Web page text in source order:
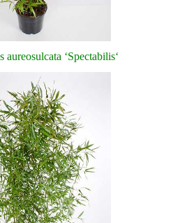
aureosulcata ‘Spectabilis‘